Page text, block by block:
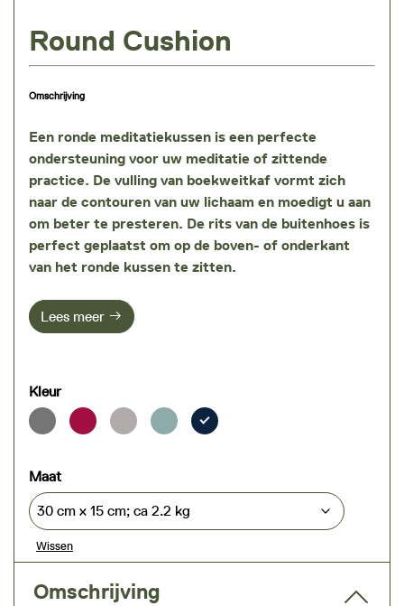
Round Cushion
Omschrijving
Een ronde meditatiekussen is een perfecte
ondersteuning voor uw meditatie of zittende
practice. De vulling van boekweitkaf vormt zich
naar de contouren van uw lichaam en moedigt u aan
om beter te presteren. De rits van de buitenhoes is
perfect geplaatst om op de boven- of onderkant
van het ronde kussen te zitten.
Lees meer
Kleur
Maat
Wissen
Omschrijving